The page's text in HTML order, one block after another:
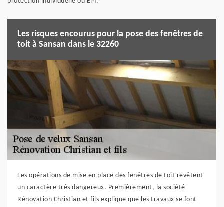
Les risques encourus pour la pose des fenêtres de
toit à Sansan dans le 32260
Les opérations de mise en place des fenêtres de toit revêtent
un caractère très dangereux. Premièrement, la société
Rénovation Christian et fils explique que les travaux se font